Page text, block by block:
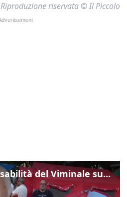
Riproduzione riservata © Il Piccolo
Gualtieri: "Responsabilità del Viminale su Spin Time? La posizione dei partiti è nota"